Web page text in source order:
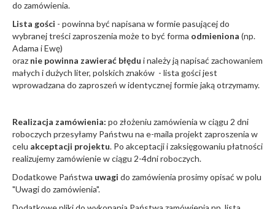
do zamówienia.
Lista gości - powinna być napisana w formie pasującej do
wybranej treści zaproszenia może to być forma odmieniona (np.
Adama i Ewę)
oraz nie powinna zawierać błędu i należy ją napisać zachowaniem
małych i dużych liter, polskich znaków - lista gości jest
wprowadzana do zaproszeń w identycznej formie jaką otrzymamy.
Realizacja zamówienia: po złożeniu zamówienia w ciągu 2 dni
roboczych przesyłamy Państwu na e-maila projekt zaproszenia w
celu akceptacji projektu. Po akceptacji i zaksięgowaniu płatności
realizujemy zamówienie w ciągu 2-4dni roboczych.
Dodatkowe Państwa uwagi do zamówienia prosimy opisać w polu
"Uwagi do zamówienia".